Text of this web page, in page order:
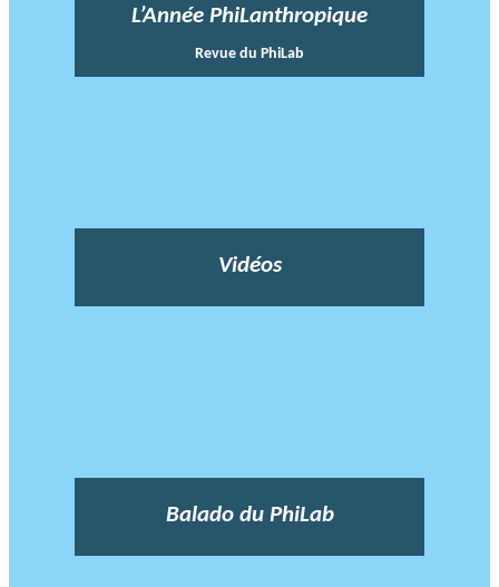
L’Année PhiLanthropique
Revue du PhiLab
Vidéos
Balado du PhiLab